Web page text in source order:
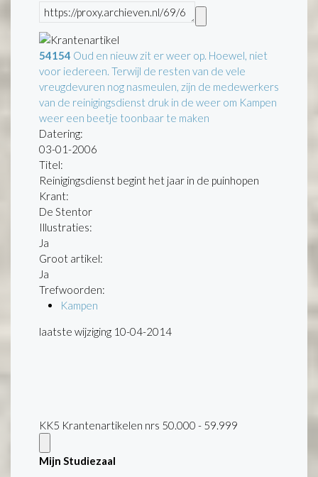
54154 Oud en nieuw zit er weer op. Hoewel, niet
voor iedereen. Terwijl de resten van de vele
vreugdevuren nog nasmeulen, zijn de medewerkers
van de reinigingsdienst druk in de weer om Kampen
weer een beetje toonbaar te maken
Datering:
03-01-2006
Titel:
Reinigingsdienst begint het jaar in de puinhopen
Krant:
De Stentor
Illustraties:
Ja
Groot artikel:
Ja
Trefwoorden:
Kampen
laatste wijziging 10-04-2014
KK5 Krantenartikelen nrs 50.000 - 59.999
Mijn Studiezaal